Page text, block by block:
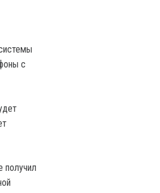
с
получил